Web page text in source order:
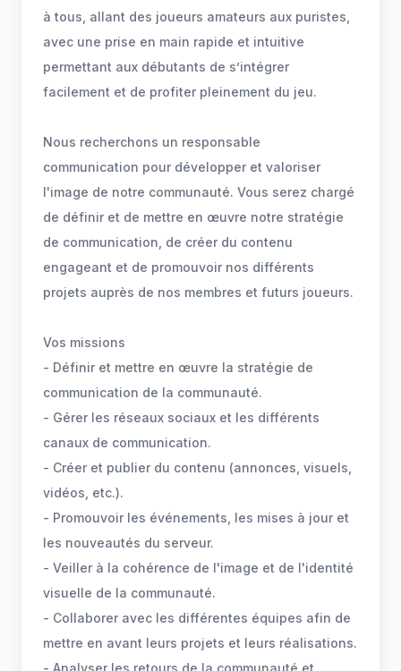
à tous, allant des joueurs amateurs aux puristes,
avec une prise en main rapide et intuitive
permettant aux débutants de s’intégrer
facilement et de profiter pleinement du jeu.
Nous recherchons un responsable
communication pour développer et valoriser
l'image de notre communauté. Vous serez chargé
de définir et de mettre en œuvre notre stratégie
de communication, de créer du contenu
engageant et de promouvoir nos différents
projets auprès de nos membres et futurs joueurs.
Vos missions
- Définir et mettre en œuvre la stratégie de
communication de la communauté.
- Gérer les réseaux sociaux et les différents
canaux de communication.
- Créer et publier du contenu (annonces, visuels,
vidéos, etc.).
- Promouvoir les événements, les mises à jour et
les nouveautés du serveur.
- Veiller à la cohérence de l'image et de l'identité
visuelle de la communauté.
- Collaborer avec les différentes équipes afin de
mettre en avant leurs projets et leurs réalisations.
- Analyser les retours de la communauté et